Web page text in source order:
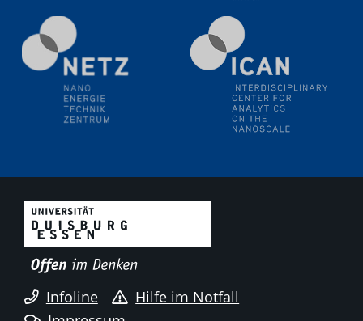
liquid interfaces
09.09.2025
Colloquium IMPR SusMet
It's all about transitions - dealing sustainably and
reliably with critical metal oxides in simulations and
09.09.2025
It's all about transitions - dealing sustainably and
reliably with critical metal oxides in simulations and
technologies
09.09.2025
Colloquium IMPR SusMet
Infoline
Hilfe im Notfall